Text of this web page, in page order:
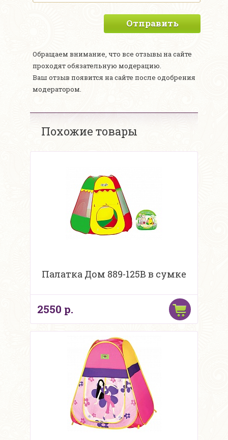
Отправить
Обращаем внимание, что все отзывы на сайте
проходят обязательную модерацию.
Ваш отзыв появится на сайте после одобрения
модератором.
Похожие товары
Палатка Дом 889-125В в сумке
2550 р.